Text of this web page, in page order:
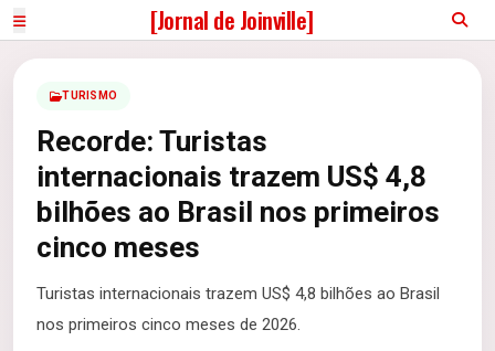
[Jornal de Joinville]
TURISMO
Recorde: Turistas
internacionais trazem US$ 4,8
bilhões ao Brasil nos primeiros
cinco meses
Turistas internacionais trazem US$ 4,8 bilhões ao Brasil
nos primeiros cinco meses de 2026.